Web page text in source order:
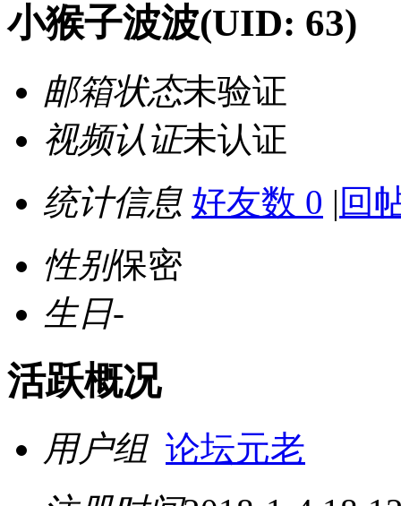
小猴子波波(UID: 63)
邮箱状态未验证
视频认证未认证
统计信息 好友数 0 | 回
性别保密
生日-
活跃概况
用户组 论坛元老